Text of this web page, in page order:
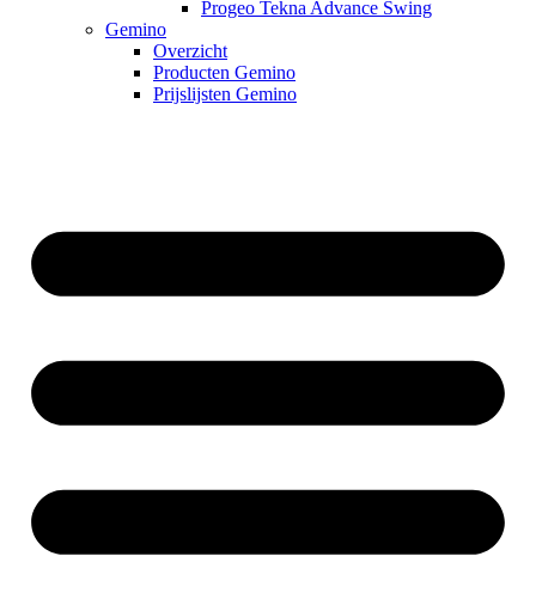
Progeo Tekna Advance Swing
Gemino
Overzicht
Producten Gemino
Prijslijsten Gemino